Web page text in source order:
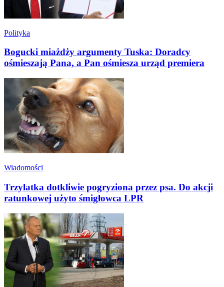
Polityka
Bogucki miażdży argumenty Tuska: Doradcy
ośmieszają Pana, a Pan ośmiesza urząd premiera
Wiadomości
Trzylatka dotkliwie pogryziona przez psa. Do akcji
ratunkowej użyto śmigłowca LPR